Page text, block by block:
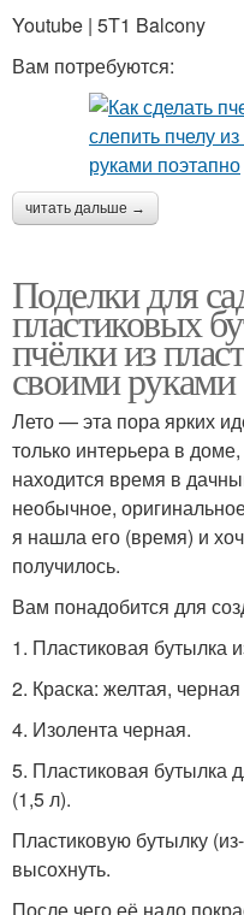
Youtube | 5T1 Balcony
Вам потребуются:
читать дальше →
Поделки для
пластиковых
пчёлки из
своими руками
Лето — эта пора ярких
только интерьера в
находится время в
необычное,
я нашла его (время) и
получилось.
Вам понадобится для
1. Пластиковая бутылка
2. Краска: желтая,
4. Изолента черная.
5. Пластиковая бутылка
(1,5 л).
Пластиковую бутылку
высохнуть.